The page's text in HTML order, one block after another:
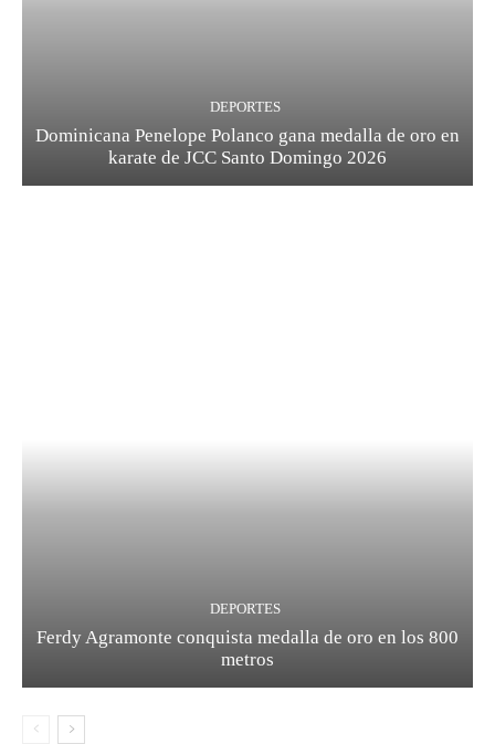
DEPORTES
Dominicana Penelope Polanco gana medalla de oro en
karate de JCC Santo Domingo 2026
DEPORTES
Ferdy Agramonte conquista medalla de oro en los 800
metros